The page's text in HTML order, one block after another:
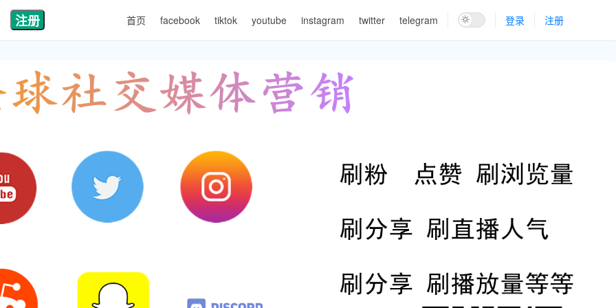
注册 首页 facebook tiktok youtube instagram twitter telegram 登录 注册